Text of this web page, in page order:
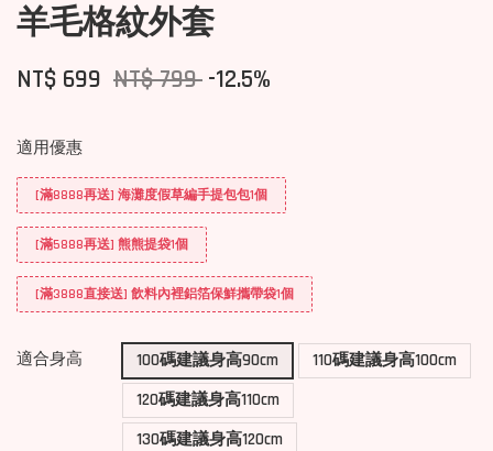
羊毛格紋外套
NT$ 699 NT$ 799 -12.5%
適用優惠
[滿8888再送] 海灘度假草編手提包包1個
[滿5888再送] 熊熊提袋1個
[滿3888直接送] 飲料內裡鋁箔保鮮攜帶袋1個
適合身高 100碼建議身高90cm
110碼建議身高100cm
120碼建議身高110cm
130碼建議身高120cm